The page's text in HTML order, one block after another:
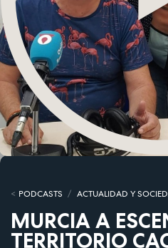
PODCASTS ACTUALIDAD Y
MURCIA A
TERRITORIO